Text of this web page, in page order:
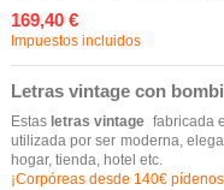
169,40 €
Impuestos incluidos
Letras vintage con
Estas letras vintage fabricada
utilizada por ser moderna,
hogar, tienda, hotel etc.
¡Corpóreas desde 140€